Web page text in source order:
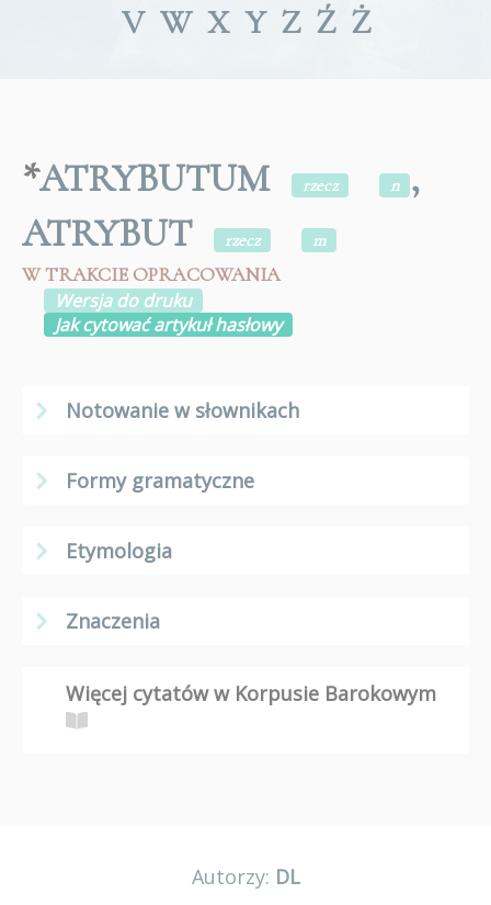
V W X Y Z Ź Ż
*ATRYBUTUM rzecz n ,
ATRYBUT
rzecz m
W TRAKCIE OPRACOWANIA
Wersja do druku
Jak cytować artykuł hasłowy
Notowanie w słownikach
Formy gramatyczne
Etymologia
Znaczenia
Więcej cytatów w Korpusie Barokowym
Autorzy: DL